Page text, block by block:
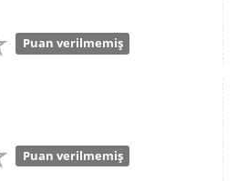
Puan verilmemiş
Puan verilmemiş